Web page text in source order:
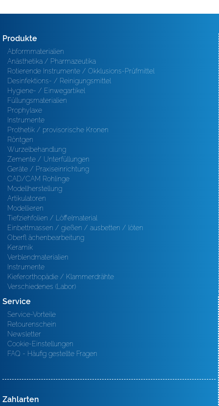
Produkte
Abformmaterialien
Anästhetika / Pharmazeutika
Rotierende Instrumente / Okklusions-Prüfmittel
Desinfektions- / Reinigungsmittel
Hygiene- / Einwegartikel
Füllungsmaterialien
Prophylaxe
Instrumente
Prothetik / provisorische Kronen
Röntgen
Wurzelbehandlung
Zemente / Unterfüllungen
Geräte / Praxiseinrichtung
CAD/CAM Rohlinge
Modellherstellung
Artikulatoren
Modellieren
Tiefziehfolien / Löffelmaterial
Einbettmassen / gießen / ausbetten / löten
Oberfl ächenbearbeitung
Keramik
Verblendmaterialien
Instrumente
Kieferorthopädie / Klammerdrähte
Verschiedenes (Labor)
Service
Service-Vorteile
Retourenschein
Newsletter
Cookie-Einstellungen
FAQ - Häufig gestellte Fragen
Zahlarten